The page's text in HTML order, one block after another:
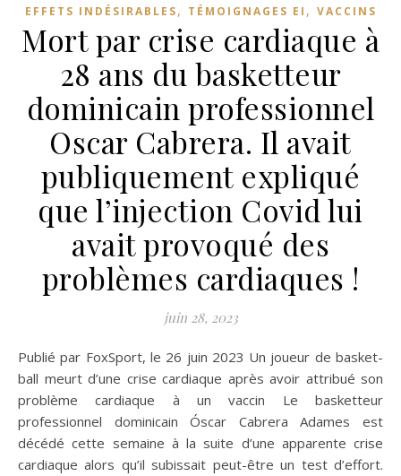
EFFETS INDÉSIRABLES, TÉMOIGNAGES EI , VACCINS
Mort par crise cardiaque à
28 ans du basketteur
dominicain professionnel
Oscar Cabrera. Il avait
publiquement expliqué
que l’injection Covid lui
avait provoqué des
problèmes cardiaques !
juin 28, 2023
Publié par FoxSport, le 26 juin 2023 Un joueur de basket-
ball meurt d’une crise cardiaque après avoir attribué son
problème cardiaque à un vaccin Le basketteur
professionnel dominicain Óscar Cabrera Adames est
décédé cette semaine à la suite d’une apparente crise
cardiaque alors qu’il subissait peut-être un test d’effort.